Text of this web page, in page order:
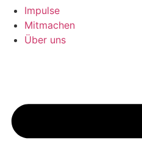
Impulse
Mitmachen
Über uns